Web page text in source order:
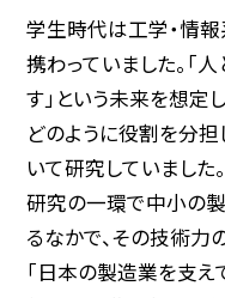
テ
学生時代は工学・情
携わっていました。「
す」という未来を想定
どのように役割を分
いて研究していました。
研究の一環で中小の
るなかで、その技術力
「日本の製造業を支え